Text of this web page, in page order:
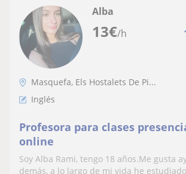
13€/h
Alba
Masquefa, Els Hostalets De Pi...
Inglés
Profesora para clases
online
Soy Alba Rami, tengo 18 años.Me gusta
demás, a lo largo de mi vida he